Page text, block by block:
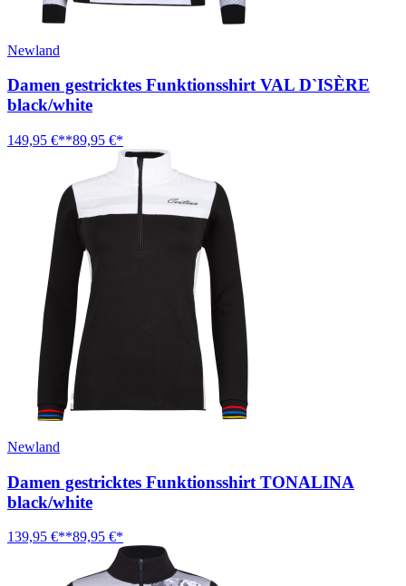
Newland
Damen gestricktes Funktionsshirt VAL D`ISÈRE
black/white
149,95 €**89,95 €*
Newland
Damen gestricktes Funktionsshirt TONALINA
black/white
139,95 €**89,95 €*